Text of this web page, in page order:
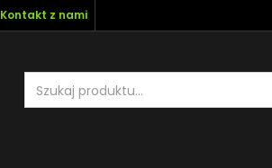
Kontakt z nami